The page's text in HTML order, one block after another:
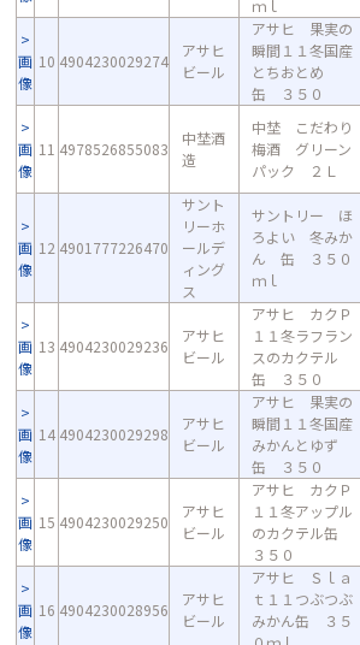
ｍｌ
画
像
10 4904230029274
アサヒ
ビール
アサヒ 果実の
瞬間１１冬国産
とちおとめ
缶 ３５０
画
像
11 4978526855083
中埜酒
造
中埜 こだわり
梅酒 グリーン
パック ２Ｌ
画
像
12 4901777226470
サント
リーホ
ールデ
ィング
ス
サントリー ほ
ろよい 冬みか
ん 缶 ３５０
ｍｌ
画
像
13 4904230029236
アサヒ
ビール
アサヒ カクＰ
１１冬ラフラン
スのカクテル
缶 ３５０
画
像
14 4904230029298
アサヒ
ビール
アサヒ 果実の
瞬間１１冬国産
みかんとゆず
缶 ３５０
画
像
15 4904230029250
アサヒ
ビール
アサヒ カクＰ
１１冬アップル
のカクテル缶
３５０
画
像
16 4904230028956
アサヒ
ビール
アサヒ Ｓｌａ
ｔ１１つぶつぶ
みかん缶 ３５